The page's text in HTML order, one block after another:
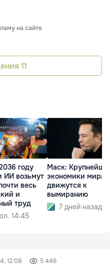
на сайте
11
году
ИИ возьмут
весь
и
труд
14:45
Маск:
экономики мира
движутся к
вымиранию
7 дней назад
12:08 5 446